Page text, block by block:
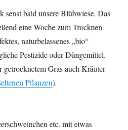
senst bald unsere Blühwiese. Das
eine Woche zum Trocknen
naturbelassenes „bio“
Pestizide oder Düngemittel.
getrocknetem Gras auch Kräuter
Pflanzen).
etc. mit etwas